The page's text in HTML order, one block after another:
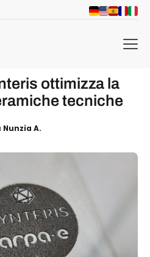
menu
ottimizza la
tecniche
Nunzia A.